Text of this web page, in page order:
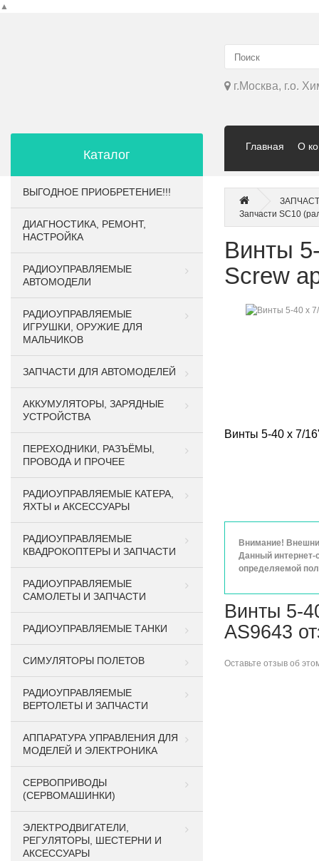
▲
г.Москва, г.о.
Главная О
Каталог
ВЫГОДНОЕ ПРИОБРЕТЕНИЕ!!!
ДИАГНОСТИКА, РЕМОНТ,
НАСТРОЙКА
РАДИОУПРАВЛЯЕМЫЕ
АВТОМОДЕЛИ
РАДИОУПРАВЛЯЕМЫЕ
ИГРУШКИ, ОРУЖИЕ ДЛЯ
МАЛЬЧИКОВ
ЗАПЧАСТИ ДЛЯ АВТОМОДЕЛЕЙ
АККУМУЛЯТОРЫ, ЗАРЯДНЫЕ
УСТРОЙСТВА
ПЕРЕХОДНИКИ, РАЗЪЁМЫ,
ПРОВОДА И ПРОЧЕЕ
РАДИОУПРАВЛЯЕМЫЕ КАТЕРА,
ЯХТЫ и АКСЕССУАРЫ
РАДИОУПРАВЛЯЕМЫЕ
КВАДРОКОПТЕРЫ И ЗАПЧАСТИ
РАДИОУПРАВЛЯЕМЫЕ
САМОЛЕТЫ И ЗАПЧАСТИ
РАДИОУПРАВЛЯЕМЫЕ ТАНКИ
СИМУЛЯТОРЫ ПОЛЕТОВ
РАДИОУПРАВЛЯЕМЫЕ
ВЕРТОЛЕТЫ И ЗАПЧАСТИ
АППАРАТУРА УПРАВЛЕНИЯ ДЛЯ
МОДЕЛЕЙ И ЭЛЕКТРОНИКА
СЕРВОПРИВОДЫ
(СЕРВОМАШИНКИ)
ЭЛЕКТРОДВИГАТЕЛИ,
РЕГУЛЯТОРЫ, ШЕСТЕРНИ И
АКСЕССУАРЫ
Запчасти SC10
Винты
Screw
Винты 5-40 x 7/
Внимание!
Данный интернет-
определяемой
Винты 5-
AS9643
Оставьте отзыв об